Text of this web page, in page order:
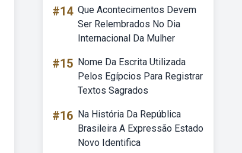
#14 Que Acontecimentos Devem
Ser Relembrados No Dia
Internacional Da Mulher
#15 Nome Da Escrita Utilizada
Pelos Egípcios Para Registrar
Textos Sagrados
#16 Na História Da República
Brasileira A Expressão Estado
Novo Identifica